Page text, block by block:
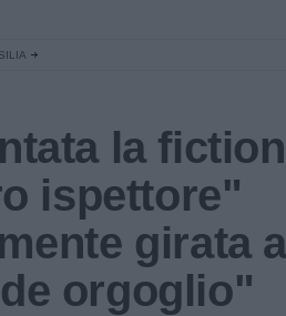
la
ispettore"
girata
orgoglio"